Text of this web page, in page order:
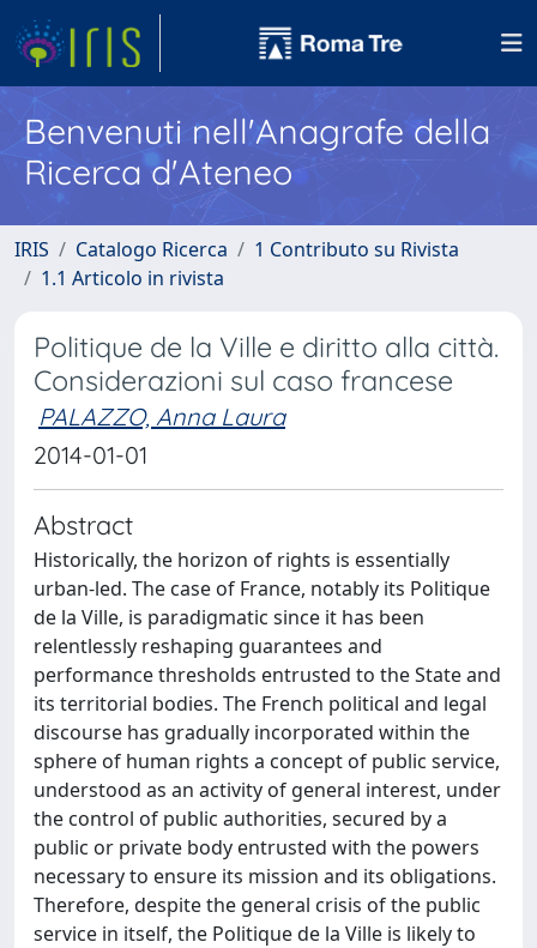
Benvenuti nell'Anagrafe della
Ricerca d'Ateneo
IRIS Catalogo Ricerca
1 Contributo su Rivista
1.1 Articolo in rivista
Politique de la Ville e diritto alla città.
Considerazioni sul caso francese
PALAZZO, Anna Laura
2014-01-01
Abstract
Historically, the horizon of rights is essentially
urban-led. The case of France, notably its Politique
de la Ville, is paradigmatic since it has been
relentlessly reshaping guarantees and
performance thresholds entrusted to the State and
its territorial bodies. The French political and legal
discourse has gradually incorporated within the
sphere of human rights a concept of public service,
understood as an activity of general interest, under
the control of public authorities, secured by a
public or private body entrusted with the powers
necessary to ensure its mission and its obligations.
Therefore, despite the general crisis of the public
service in itself, the Politique de la Ville is likely to